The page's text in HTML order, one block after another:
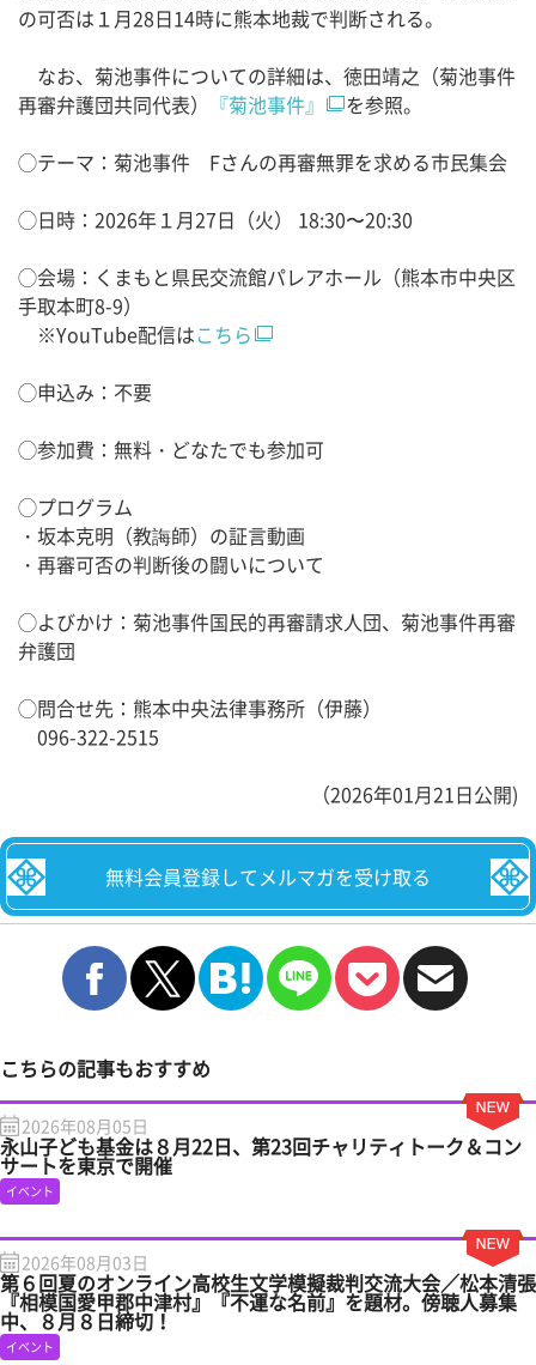
の可否は１月28日14時に熊本地裁で判断される。
なお、菊池事件についての詳細は、徳田靖之（菊池事件
再審弁護団共同代表）
『菊池事件』
を参照。
◯テーマ：菊池事件 Fさんの再審無罪を求める市民集会
◯日時：2026年１月27日（火） 18:30〜20:30
◯会場：くまもと県民交流館パレアホール（熊本市中央区
手取本町8-9）
※YouTube配信はこちら
◯申込み：不要
◯参加費：無料・どなたでも参加可
◯プログラム
・坂本克明（教誨師）の証言動画
・再審可否の判断後の闘いについて
◯よびかけ：菊池事件国民的再審請求人団、菊池事件再審
弁護団
◯問合せ先：熊本中央法律事務所（伊藤）
096-322-2515
（2026年01月21日公開)
無料会員登録してメルマガを受け取る
こちらの記事もおすすめ
2026年08月05日
永山子ども基金は８月22日、第23回チャリティトーク＆コン
サートを東京で開催
イベント
2026年08月03日
第６回夏のオンライン高校生文学模擬裁判交流大会／松本清張
『相模国愛甲郡中津村』『不運な名前』を題材。傍聴人募集
中、８月８日締切！
イベント